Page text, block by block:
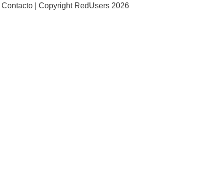
Contacto | Copyright RedUsers 2026